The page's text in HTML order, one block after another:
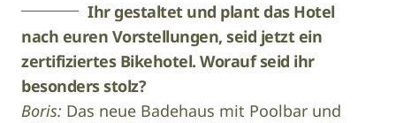
Ihr gestaltet und plant das Hotel
nach euren Vorstellungen, seid jetzt ein
zertifiziertes Bikehotel. Worauf seid ihr
besonders stolz?
Boris: Das neue Badehaus mit Poolbar und